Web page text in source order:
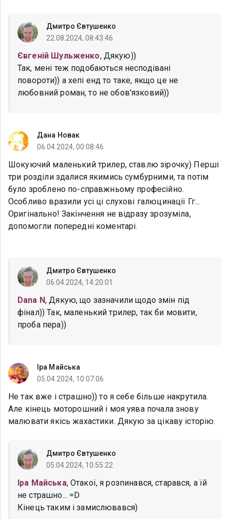
Дмитро Євтушенко
22.08.2024, 08:43:46
Євгеній Шульженко, Дякую))
Так, мені теж подобаються несподівані
повороти)) а хепі енд то таке, якщо це не
любовний роман, то не обов'язковий))
Дана Новак
06.04.2024, 00:08:46
Шокуючий маленький трилер, ставлю зірочку) Перші
три розділи здалися якимись сумбурними, та потім
було зроблено по-справжньому професійно.
Особливо вразили усі ці слухові галюцинації Гг...
Оригінально! Закінчення не відразу зрозуміла,
допомогли попередні коментарі.
Дмитро Євтушенко
06.04.2024, 14:20:01
Dana N, Дякую, що зазначили щодо змін під
фінал)) Так, маленький трилер, так би мовити,
проба пера))
Іра Майська
05.04.2024, 10:07:06
Не так вже і страшно)) то я себе більше накрутила.
Але кінець моторошний і моя уява почала знову
малювати якісь жахастики. Дякую за цікаву історію.
Дмитро Євтушенко
05.04.2024, 10:55:22
Іра Майська, Отакої, я розпинався, старався, а їй
не страшно... =D
Кінець таким і замислювався)